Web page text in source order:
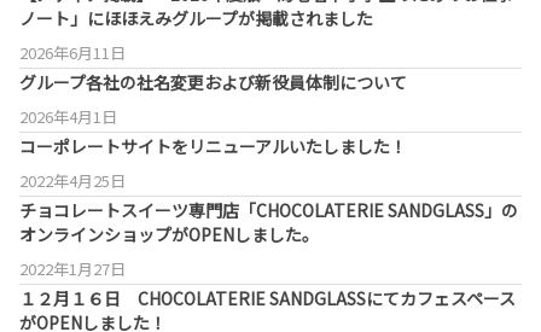
ノート」にほほえみグループが掲載されました
2026年6月11日
グループ各社の社名変更および新役員体制について
2026年4月1日
コーポレートサイトをリニューアルいたしました！
2022年4月25日
チョコレートスイーツ専門店「CHOCOLATERIE SANDGLASS」の
オンラインショップがOPENしました。
2022年1月27日
１２月１６日 CHOCOLATERIE SANDGLASSにてカフェスペース
がOPENしました！